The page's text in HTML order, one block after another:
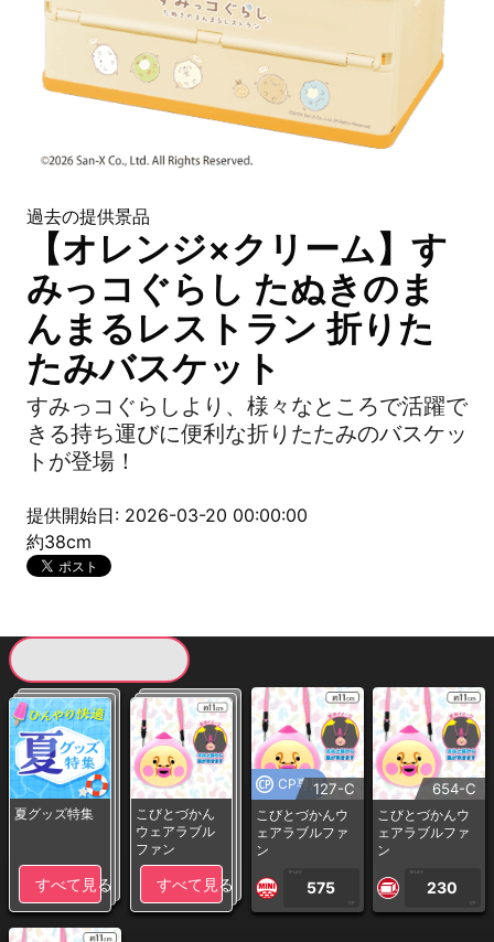
過去の提供景品
【オレンジ×クリーム】す
みっコぐらし たぬきのま
んまるレストラン 折りた
たみバスケット
すみっコぐらしより、様々なところで活躍で
きる持ち運びに便利な折りたたみのバスケッ
トが登場！
提供開始日: 2026-03-20 00:00:00
約38cm
夏グッズ特集
すべて見る
こびとづかん
ウェアラブル
ファン
すべて見る
CP専用127-C
こびとづかんウ
ェアラブルファ
ン
1PLAY
575
CP
654-C
こびとづかんウ
ェアラブルファ
ン
1PLAY
230
CP